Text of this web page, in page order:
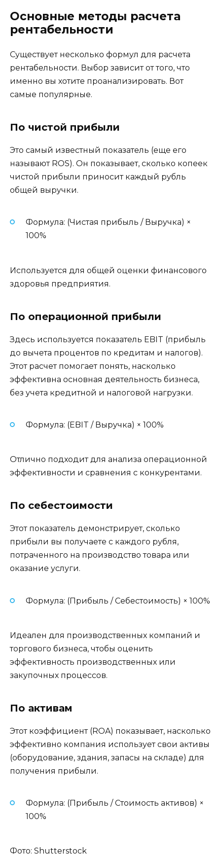
Основные методы расчета
рентабельности
Существует несколько формул для расчета
рентабельности. Выбор зависит от того, что
именно вы хотите проанализировать. Вот
самые популярные.
По чистой прибыли
Это самый известный показатель (еще его
называют ROS). Он показывает, сколько копеек
чистой прибыли приносит каждый рубль
общей выручки.
Формула: (Чистая прибыль / Выручка) ×
100%
Используется для общей оценки финансового
здоровья предприятия.
По операционной прибыли
Здесь используется показатель EBIT (прибыль
до вычета процентов по кредитам и налогов).
Этот расчет помогает понять, насколько
эффективна основная деятельность бизнеса,
без учета кредитной и налоговой нагрузки.
Формула: (EBIT / Выручка) × 100%
Отлично подходит для анализа операционной
эффективности и сравнения с конкурентами.
По себестоимости
Этот показатель демонстрирует, сколько
прибыли вы получаете с каждого рубля,
потраченного на производство товара или
оказание услуги.
Формула: (Прибыль / Себестоимость) × 100%
Идеален для производственных компаний и
торгового бизнеса, чтобы оценить
эффективность производственных или
закупочных процессов.
По активам
Этот коэффициент (ROA) показывает, насколько
эффективно компания использует свои активы
(оборудование, здания, запасы на складе) для
получения прибыли.
Формула: (Прибыль / Стоимость активов) ×
100%
Фото: Shutterstock